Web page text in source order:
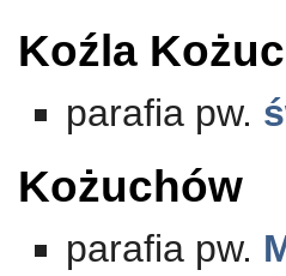
Koźla
parafia pw.
Kożuchów
parafia pw.